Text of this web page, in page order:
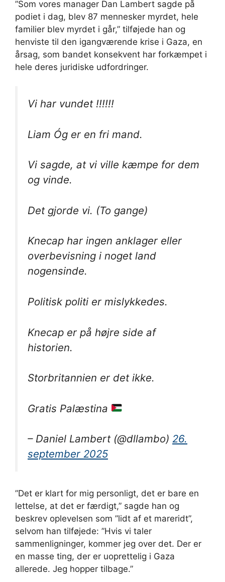
”Som vores manager Dan Lambert sagde på
podiet i dag, blev 87 mennesker myrdet, hele
familier blev myrdet i går,” tilføjede han og
henviste til den igangværende krise i Gaza, en
årsag, som bandet konsekvent har forkæmpet i
hele deres juridiske udfordringer.
Vi har vundet !!!!!!
Liam Óg er en fri mand.
Vi sagde, at vi ville kæmpe for dem
og vinde.
Det gjorde vi. (To gange)
Knecap har ingen anklager eller
overbevisning i noget land
nogensinde.
Politisk politi er mislykkedes.
Knecap er på højre side af
historien.
Storbritannien er det ikke.
Gratis Palæstina
– Daniel Lambert (@dllambo) 26.
september 2025
”Det er klart for mig personligt, det er bare en
lettelse, at det er færdigt,” sagde han og
beskrev oplevelsen som ”lidt af et mareridt”,
selvom han tilføjede: ”Hvis vi taler
sammenligninger, kommer jeg over det. Der er
en masse ting, der er uoprettelig i Gaza
allerede. Jeg hopper tilbage.”